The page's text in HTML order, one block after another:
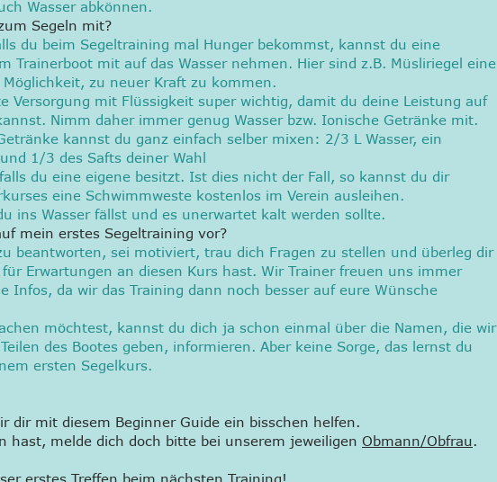
Wasser abkönnen.
Segeln mit?
du beim Segeltraining mal Hunger bekommst, kannst du eine
Trainerboot mit auf das Wasser nehmen. Hier sind z.B. Müsliriegel eine
zu neuer Kraft zu kommen.
Versorgung mit Flüssigkeit super wichtig, damit du deine Leistung auf
Nimm daher immer genug Wasser bzw. Ionische Getränke mit.
kannst du ganz einfach selber mixen: 2/3 L Wasser, ein
1/3 des Safts deiner Wahl
du eine eigene besitzt. Ist dies nicht der Fall, so kannst du dir
eine Schwimmweste kostenlos im Verein ausleihen.
ins Wasser fällst und es unerwartet kalt werden sollte.
mein erstes Segeltraining vor?
beantworten, sei motiviert, trau dich Fragen zu stellen und überleg dir
Erwartungen an diesen Kurs hast. Wir Trainer freuen uns immer
Infos, da wir das Training dann noch besser auf eure Wünsche
möchtest, kannst du dich ja schon einmal über die Namen, die wir
des Bootes geben, informieren. Aber keine Sorge, das lernst du
ersten Segelkurs.
dir mit diesem Beginner Guide ein bisschen helfen.
hast, melde dich doch bitte bei unserem jeweiligen Obmann/Obfrau.
erstes Treffen beim nächsten Training!